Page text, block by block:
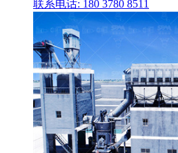
联系电话: 180 3780 8511